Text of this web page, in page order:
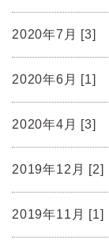
2020年7月 [3]
2020年6月 [1]
2020年4月 [3]
2019年12月 [2]
2019年11月 [1]